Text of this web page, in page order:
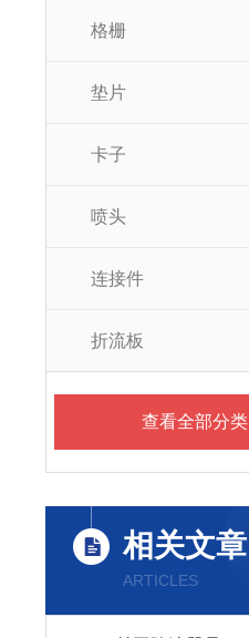
格栅
垫片
卡子
喷头
连接件
折流板
查看全部分类
相关文章
ARTICLES